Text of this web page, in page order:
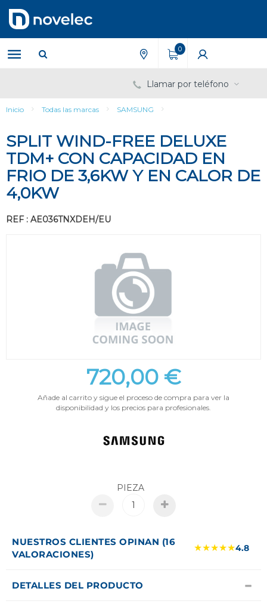
contenido
menú
de
navegación
0
Llamar por teléfono
Inicio Todas las marcas SAMSUNG
SPLIT WIND-FREE DELUXE
TDM+ CON CAPACIDAD EN
FRIO DE 3,6KW Y EN CALOR DE
4,0KW
REF : AE036TNXDEH/EU
720,00 €
Añade al carrito y sigue el proceso de compra para ver la
disponibilidad y los precios para profesionales.
PIEZA
NUESTROS CLIENTES OPINAN (16
VALORACIONES)
★★★★★4.8
DETALLES DEL PRODUCTO